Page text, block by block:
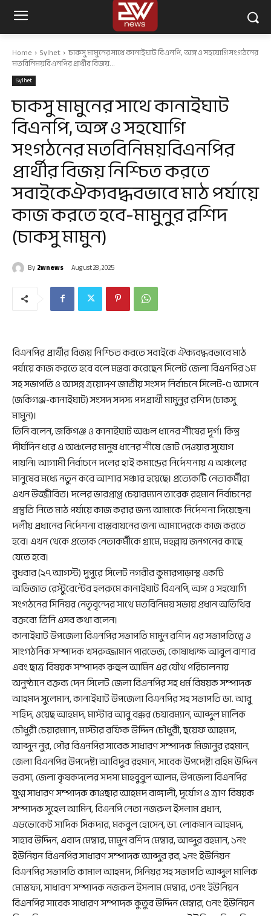
Home Sylhet চাকসু মামুনের সাথে কানাইঘাট বিএনপি, অঙ্গ ও সহযোগি সংগঠনের
মতবিনিময়বিএনপির প্রার্থীর বিজয়...
Sylhet
চাকসু মামুনের সাথে কানাইঘাট
বিএনপি, অঙ্গ ও সহযোগি
সংগঠনের মতবিনিময়বিএনপির
প্রার্থীর বিজয় নিশ্চিত করতে
সবাইকেঐক্যবদ্ধবভাবে মাঠ পর্যায়ে
কাজ করতে হবে-মামুনুর রশিদ
(চাকসু মামুন)
By2wnews August 28, 2025
বিএনপির প্রার্থীর বিজয় নিশ্চিত করতে সবাইকে ঐক্যবদ্ধবভাবে মাঠ
পর্যায়ে কাজ করতে হবে বলে মন্তব্য করেছেন সিলেট জেলা বিএনপির ১ম
সহ সভাপতি ও আসন্ন ত্রয়োদশ জাতীয় সংসদ নির্বাচনে সিলেট-৫ আসনে
(জকিগঞ্জ-কানাইঘাট) সংসদ সদস্য পদপ্রার্থী মামুনুর রশিদ (চাকসু
মামুন)।
তিনি বলেন, জকিগঞ্জ ও কানাইঘাট অঞ্চল ধানের শীষের দূর্গ। কিন্তু
দীর্ঘদিন ধরে এ অঞ্চলের মানুষ ধানের শীষে ভোট দেওয়ার সুযোগ
পায়নি। আগামী নির্বাচনে দলের হাই কমান্ডের নির্দেশনায় এ অঞ্চলের
মানুষের মধ্যে নতুন করে আশার সঞ্চার হয়েছে। প্রত্যেকটি নেতাকর্মীরা
এখন উজ্জীবিত। দলের ভারপ্রাপ্ত চেয়ারম্যান তারেক রহমান নির্বাচনের
প্রস্তুতি নিতে মাঠ পর্যায়ে কাজ করার জন্য আমাকে নির্দেশনা দিয়েছেন।
দলীয় প্রধানের নির্দেশনা বাস্তবায়নের জন্য আমাদেরকে কাজ করতে
হবে। এখন থেকে প্রত্যেক নেতাকর্মীকে গ্রামে, মহল্লায় জনগনের কাছে
যেতে হবে।
বুধবার (২৭ আগস্ট) দুপুরে সিলেট নগরীর কুমারপাড়াস্থ একটি
অভিজাত রেস্টুরেন্টের হলরুমে কানাইঘাট বিএনপি, অঙ্গ ও সহযোগি
সংগঠনের সিনিয়র নেতৃবৃন্দের সাথে মতবিনিময় সভায় প্রধান অতিথির
বক্তব্যে তিনি এসব কথা বলেন।
কানাইঘাট উপজেলা বিএনপির সভাপতি মামুন রশিদ এর সভাপতিত্বে ও
সাংগঠনিক সম্পাদক খসরুজ্জামান পারভেজ, কোষাধ্যক্ষ আবুল বাশার
এবং ছাত্র বিষয়ক সম্পাদক রুহুল আমিন এর যৌথ পরিচালনায়
অনুষ্ঠানে বক্তব্য দেন সিলেট জেলা বিএনপির সহ ধর্ম বিষয়ক সম্পাদক
আহমদ সুলেমান, কানাইঘাট উপজেলা বিএনপির সহ সভাপতি ডা. আবু
শহিদ, ওয়েছ আহমদ, মাস্টার আবু বক্কর চেয়ারম্যান, আব্দুল মালিক
চৌধুরী চেয়ারম্যান, মাস্টার রফিক উদ্দিন চৌধুরী, ছয়েফ আহমদ,
আব্দুন নুর, পৌর বিএনপির সাবেক সাধারণ সম্পাদক মিজানুর রহমান,
জেলা বিএনপির উপদেষ্টা আবিদুর রহমান, সাবেক উপদেষ্টা রহিম উদ্দিন
ভরসা, জেলা কৃষকদলের সদস্য মাহবুবুল আলম, উপজেলা বিএনপির
যুগ্ম সাধারণ সম্পাদক কাওছার আহমদ বাঙ্গালী, দূর্যোগ ও ত্রাণ বিষয়ক
সম্পাদক সুহেল আমিন, বিএনপি নেতা নজরুল ইসলাম প্রধান,
এডভোকেট সাদিক সিকদার, মকবুল হোসেন, ডা. লোকমান আহমদ,
সাহাব উদ্দিন, এবাদ মেম্বার, মামুন রশিদ মেম্বার, আব্দুর রহমান, ১নং
ইউনিয়ন বিএনপির সাধারণ সম্পাদক আব্দুর রব, ২নং ইউনিয়ন
বিএনপির সভাপতি কামাল আহমদ, সিনিয়র সহ সভাপতি আব্দুল মালিক
মোস্তফা, সাধারণ সম্পাদক নজরুল ইসলাম মেম্বার, ৩নং ইউনিয়ন
বিএনপির সাবেক সাধারণ সম্পাদক কুতুব উদ্দিন মেম্বার, ৫নং ইউনিয়ন